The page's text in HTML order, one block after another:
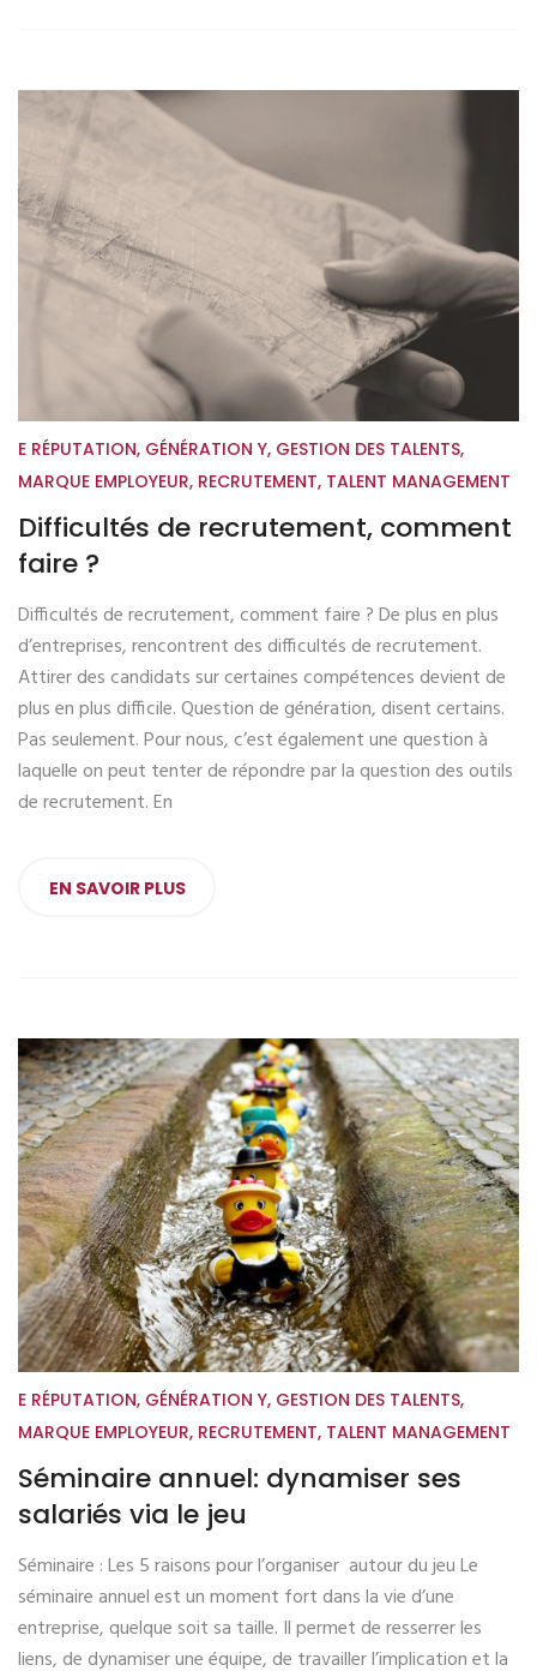
E RÉPUTATION, GÉNÉRATION Y, GESTION DES TALENTS,
MARQUE EMPLOYEUR, RECRUTEMENT, TALENT MANAGEMENT
Difficultés de recrutement, comment
faire ?
Difficultés de recrutement, comment faire ? De plus en plus
d’entreprises, rencontrent des difficultés de recrutement.
Attirer des candidats sur certaines compétences devient de
plus en plus difficile. Question de génération, disent certains.
Pas seulement. Pour nous, c’est également une question à
laquelle on peut tenter de répondre par la question des outils
de recrutement. En
EN SAVOIR PLUS
E RÉPUTATION, GÉNÉRATION Y, GESTION DES TALENTS,
MARQUE EMPLOYEUR, RECRUTEMENT, TALENT MANAGEMENT
Séminaire annuel: dynamiser ses
salariés via le jeu
Séminaire : Les 5 raisons pour l’organiser autour du jeu Le
séminaire annuel est un moment fort dans la vie d’une
entreprise, quelque soit sa taille. Il permet de resserrer les
liens, de dynamiser une équipe, de travailler l’implication et la